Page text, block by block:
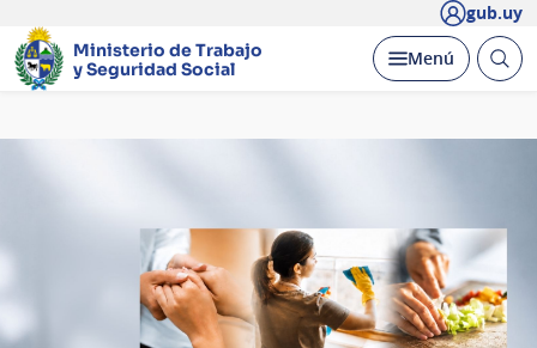
gub.uy
Ministerio de Trabajo
y Seguridad Social
Desplegar
Menú Abrir